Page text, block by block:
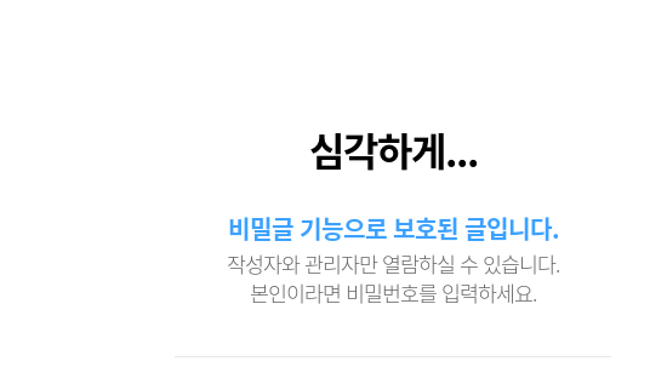
심각하게...
비밀글 기능으로 보호된 글입니다.
작성자와 관리자만 열람하실 수 있습니다.
본인이라면 비밀번호를 입력하세요.